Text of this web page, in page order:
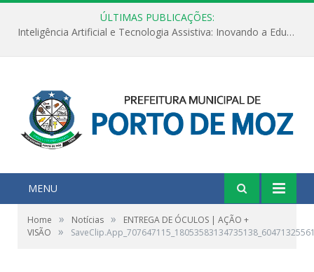
ÚLTIMAS PUBLICAÇÕES:
Inteligência Artificial e Tecnologia Assistiva: Inovando a Educação Especial e Inclusiva
MENU
Home » Notícias »
ENTREGA DE ÓCULOS | AÇÃO +
VISÃO
»